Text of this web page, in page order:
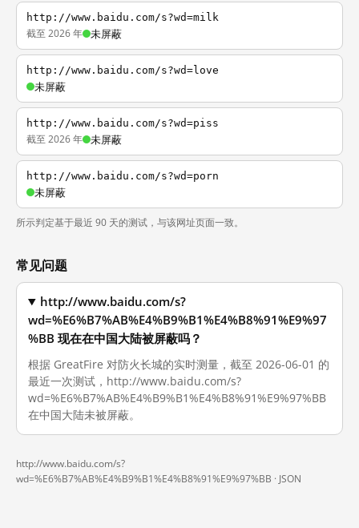
http://www.baidu.com/s?wd=milk
截至 2026 年 未屏蔽
http://www.baidu.com/s?wd=love
未屏蔽
http://www.baidu.com/s?wd=piss
截至 2026 年 未屏蔽
http://www.baidu.com/s?wd=porn
未屏蔽
所示判定基于最近 90 天的测试，与该网址页面一致。
常见问题
http://www.baidu.com/s?
wd=%E6%B7%AB%E4%B9%B1%E4%B8%91%E9%97
%BB 现在在中国大陆被屏蔽吗？
根据 GreatFire 对防火长城的实时测量，截至 2026-06-01 的
最近一次测试，http://www.baidu.com/s?
wd=%E6%B7%AB%E4%B9%B1%E4%B8%91%E9%97%BB
在中国大陆未被屏蔽。
http://www.baidu.com/s?
wd=%E6%B7%AB%E4%B9%B1%E4%B8%91%E9%97%BB · JSON